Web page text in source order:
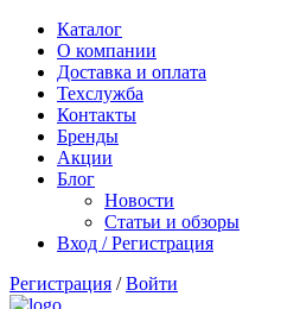
Каталог
О компании
Доставка и оплата
Техслужба
Контакты
Бренды
Акции
Блог
Новости
Статьи и обзоры
Вход / Регистрация
Регистрация / Войти